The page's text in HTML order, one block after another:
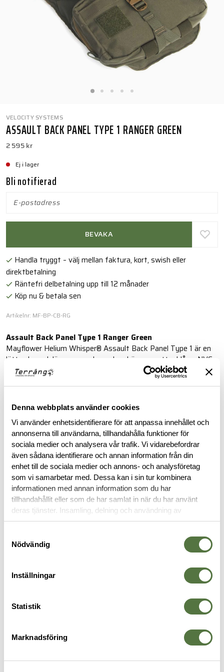
Denna webbplats använder cookies
Vi använder enhetsidentifierare för att anpassa innehållet och
annonserna till användarna, tillhandahålla funktioner för
sociala medier och analysera vår trafik. Vi vidarebefordrar
även sådana identifierare och annan information från din
enhet till de sociala medier och annons- och analysföretag
som vi samarbetar med. Dessa kan i sin tur kombinera
informationen med annan information som du har
tillhandahållit eller som de har samlat in när du har använt
deras tjänster. Insamling, delning och användning av
personuppgifter kan användas för personalisering av
Nödvändig
Inställningar
Statistik
Marknadsföring
VELOCITY SYSTEMS
ASSAULT BACK PANEL TYPE 1 RANGER GREEN
2 595 kr
Ej i lager
Bli notifierad
BEVAKA
Handla tryggt – välj mellan faktura, kort, swish eller
direktbetalning
Räntefri delbetalning upp till 12 månader
Köp nu & betala sen
Artikelnr: MF-BP-CB-RG
Assault Back Panel Type 1 Ranger Green
Mayflower Helium Whisper® Assault Back Panel Type 1 är en
lätt och modulär ryggpanel som kan bära en vattenblåsa, NVG-
skydd, medicin- eller gasmaskpåse under korta uppdrag.
BESKRIVNING
RECENSIONER
OM VARUMÄRKET
FICKOR & HÅLLARE